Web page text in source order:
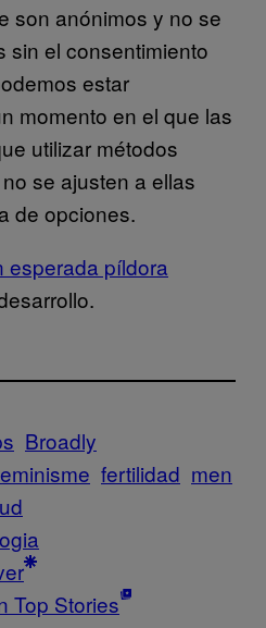
son anónimos y no se
sin el consentimiento
estar
momento en el que las
utilizar métodos
se ajusten a ellas
de opciones.
esperada píldora
Broadly
fertilidad men
Top Stories